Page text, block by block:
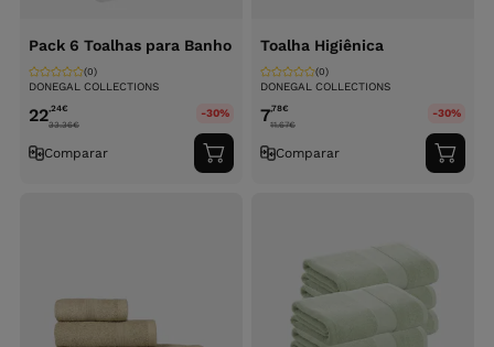
Pack 6 Toalhas para Banho
DONEGAL COLLECTIONS
(0)
22,24€
33.36€
-30%
Comparar
Adicionar
ao
Toalha Higiênica
DONEGAL COLLECTIONS
(0)
7,78€
11.67€
-30%
Comparar
ao